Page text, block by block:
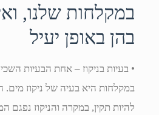
במקלחות שלנו,
בהן באופן יעיל
• בעיות בניקוז – אחת הבעיות
במקלחות היא בעיה של ניקוז מים.
להיות תקין, במקרה והניקוז נפגם